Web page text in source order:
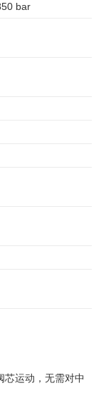
bar
芯运动，无需对中